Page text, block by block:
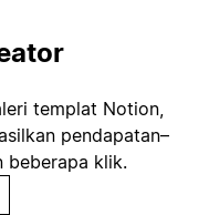
templat Notion,
pendapatan–
beberapa klik.